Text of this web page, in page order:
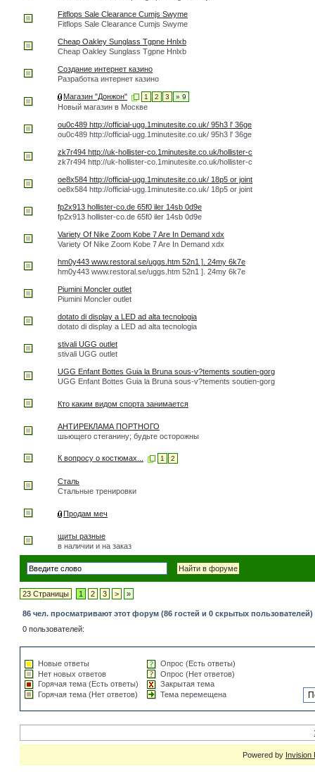
Fitflops Sale Clearance Cumjs Swyme
Fitflops Sale Clearance Cumjs Swyme
Cheap Oakley Sunglass Tgpne Hnlxb
Cheap Oakley Sunglass Tgpne Hnlxb
Создание интернет казино
Разработка интернет казино
Магазин "Донжон" 1 2 3 » 9
Новый магазин в Москве
ou0c489 http://official-ugg.1minutesite.co.uk/ 95h3 l' 36ge
ou0c489 http://official-ugg.1minutesite.co.uk/ 95h3 l' 36ge
zk7r494 http://uk-hollister-co.1minutesite.co.uk/hollister-c
zk7r494 http://uk-hollister-co.1minutesite.co.uk/hollister-c
oe8x584 http://official-ugg.1minutesite.co.uk/ 18p5 or joint
oe8x584 http://official-ugg.1minutesite.co.uk/ 18p5 or joint
fp2x913 hollister-co.de 65f0 iler 14sb 0d9e
fp2x913 hollister-co.de 65f0 iler 14sb 0d9e
Variety Of Nike Zoom Kobe 7 Are In Demand xdx
Variety Of Nike Zoom Kobe 7 Are In Demand xdx
hm0y443 www.restoral.se/uggs.htm 52n1 ]. 24my 6k7e
hm0y443 www.restoral.se/uggs.htm 52n1 ]. 24my 6k7e
Piumini Moncler outlet
Piumini Moncler outlet
dotato di display a LED ad alta tecnologia
dotato di display a LED ad alta tecnologia
stivali UGG outlet
stivali UGG outlet
UGG Enfant Bottes Guia la Bruna sous-v?tements soutien-gorg
UGG Enfant Bottes Guia la Bruna sous-v?tements soutien-gorg
Кто каким видом спорта занимается
АНТИРЕКЛАМА ПОРТНОГО
шьющего стеганину; будьте осторожны
К вопросу о костюмах... 1 2
Сталь
Стальные тренировки
Продам меч
щиты разные
в наличии и на заказ
23 Страницы 1 2 3 > »
86 чел. просматривают этот форум (86 гостей и 0 скрытых пользователей)
0 пользователей:
Новые ответы
Нет новых ответов
Горячая тема (Есть ответы)
Горячая тема (Нет ответов)
Опрос (Есть ответы)
Опрос (Нет ответов)
Закрытая тема
Тема перемещена
Powered by Invision